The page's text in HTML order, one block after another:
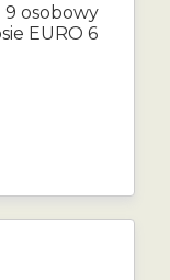
9 osobowy
EURO 6